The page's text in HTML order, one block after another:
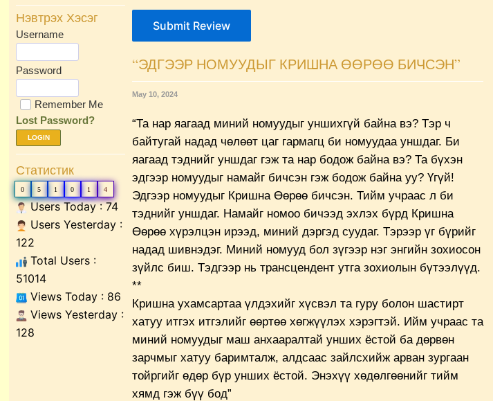
Нэвтрэх Хэсэг
Username
Password
Remember Me
Lost Password?
LOGIN
Статистик
0 5 1 0 1 4
Users Today : 74
Users Yesterday :
122
Total Users :
51014
Views Today : 86
Views Yesterday :
128
Submit Review
“ЭДГЭЭР НОМУУДЫГ КРИШНА ӨӨРӨӨ БИЧСЭН”
May 10, 2024
“Та нар яагаад миний номуудыг уншихгүй байна вэ? Тэр ч
байтугай надад чөлөөт цаг гармагц би номуудаа уншдаг. Би
яагаад тэднийг уншдаг гэж та нар бодож байна вэ? Та бүхэн
эдгээр номуудыг намайг бичсэн гэж бодож байна уу? Үгүй!
Эдгээр номуудыг Кришна Өөрөө бичсэн. Тийм учраас л би
тэднийг уншдаг. Намайг номоо бичээд эхлэх бүрд Кришна
Өөрөө хүрэлцэн ирээд, миний дэргэд суудаг. Тэрээр үг бүрийг
надад шивнэдэг. Миний номууд бол зүгээр нэг энгийн зохиосон
зүйлс биш. Тэдгээр нь трансцендент утга зохиолын бүтээлүүд.
**
Кришна ухамсартаа үлдэхийг хүсвэл та гуру болон шастирт
хатуу итгэх итгэлийг өөртөө хөгжүүлэх хэрэгтэй. Ийм учраас та
миний номуудыг маш анхааралтай унших ёстой ба дөрвөн
зарчмыг хатуу баримталж, алдсаас зайлсхийж арван зургаан
тойргийг өдөр бүр унших ёстой. Энэхүү хөдөлгөөнийг тийм
хямд гэж бүү бод”